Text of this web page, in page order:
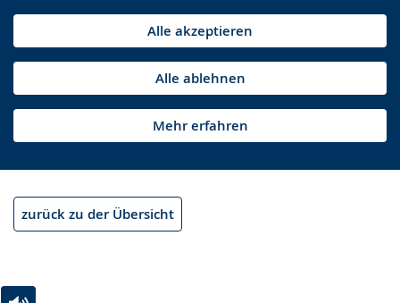
Alle akzeptieren
Alle ablehnen
Mehr erfahren
zurück zu der Übersicht